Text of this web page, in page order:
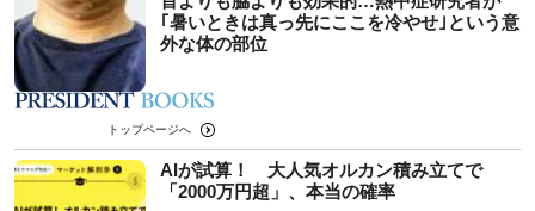
｢暑いときは真っ先にここを冷やせ｣という意
外な体の部位
トップページへ
AIが試算！ 大人気オルカン積み立てで
「2000万円超」、本当の確率